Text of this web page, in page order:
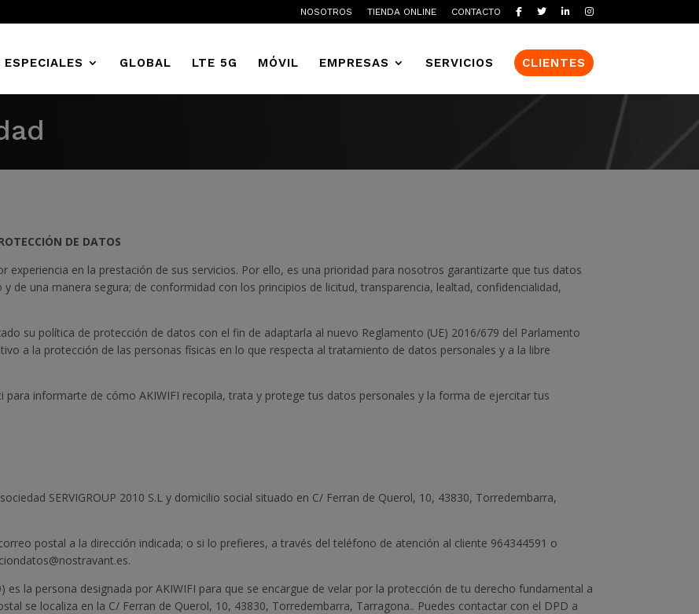
NOSOTROS TIENDA ONLINE CONTACTO
ESPECIALES GLOBAL LTE 5G MÓVIL EMPRESAS SERVICIOS CLIENTES
DE DATOS
experiencia en la prestación de sus servicios. Por ello, es una prioridad para nosotros garantizarte que tus datos
de una manera segura; de conformidad con los principios de licitud, transparencia, lealtad, confidencialidad,
su política de protección de datos con el fin de adaptarla al nuevo Reglamento (UE) 2016/679 del Parlamento
a la protección de las personas físicas en lo que respecta al tratamiento de datos personales y a la libre
informarte de cómo AKIWIFI recopila, trata y protege tus datos personales y la forma de ejercitar tus
SERVIGROUP 2010 S.L y domicilio social situado en C/ Ferran de Querol, 10, 43830, Torredembarra,
postal a la dirección indicada; o si lo prefieres, a través del teléfono de atención al cliente 964344591 o
la persona designada por AKIWIFI para que se encargue de velar por la protección de tu derecho fundamental a
se localiza en la C/ Ferran de Querol, 10, 43830, Torredembarra, Tarragona.. Puedes contactar con el DPD a